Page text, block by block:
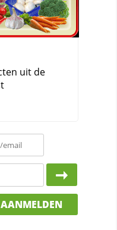
AANMELDEN